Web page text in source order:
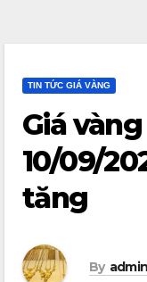
TIN TỨC GIÁ VÀNG
Giá
10/09/
tăng
By admin